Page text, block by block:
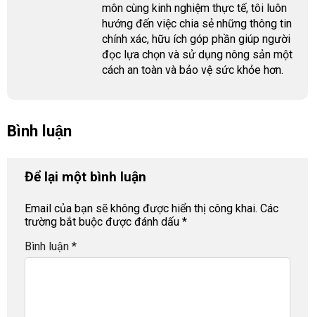
môn cùng kinh nghiệm thực tế, tôi luôn
hướng đến việc chia sẻ những thông tin
chính xác, hữu ích góp phần giúp người
đọc lựa chọn và sử dụng nông sản một
cách an toàn và bảo vệ sức khỏe hơn.
Bình luận
Để lại một bình luận
Email của bạn sẽ không được hiển thị công khai. Các
trường bắt buộc được đánh dấu *
Bình luận *